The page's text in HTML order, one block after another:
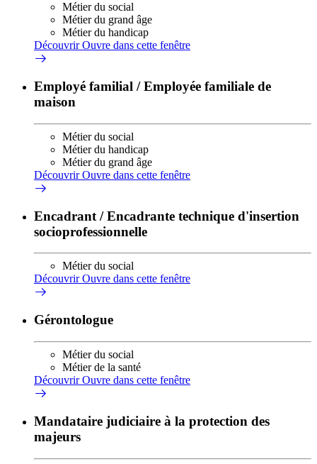
Métier du social
Métier du grand âge
Métier du handicap
DécouvrirOuvre dans cette fenêtre
Employé familial / Employée familiale de
maison
Métier du social
Métier du handicap
Métier du grand âge
DécouvrirOuvre dans cette fenêtre
Encadrant / Encadrante technique d'insertion
socioprofessionnelle
Métier du social
DécouvrirOuvre dans cette fenêtre
Gérontologue
Métier du social
Métier de la santé
DécouvrirOuvre dans cette fenêtre
Mandataire judiciaire à la protection des
majeurs